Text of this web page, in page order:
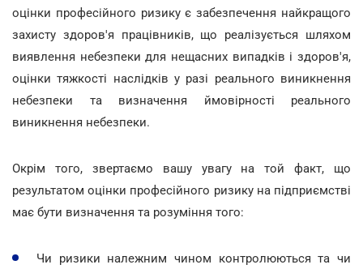
оцінки професійного ризику є забезпечення найкращого
захисту здоров'я працівників, що реалізується шляхом
виявлення небезпеки для нещасних випадків і здоров'я,
оцінки тяжкості наслідків у разі реального виникнення
небезпеки та визначення ймовірності реального
виникнення небезпеки.
Окрім того, звертаємо вашу увагу на той факт, що
результатом оцінки професійного ризику на підприємстві
має бути визначення та розуміння того:
Чи ризики належним чином контролюються та чи